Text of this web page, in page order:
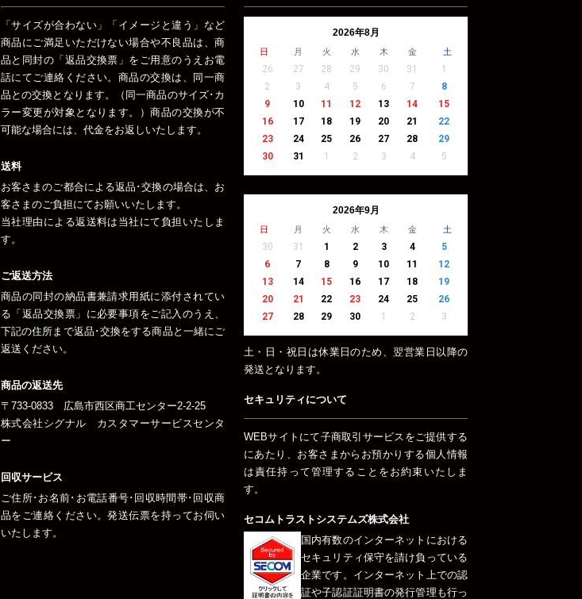
「サイズが合わない」「イメージと違う」など
商品にご満足いただけない場合や不良品は、商
品と同封の「返品交換票」をご用意のうえお電
話にてご連絡ください。商品の交換は、同一商
品との交換となります。（同一商品のサイズ･カ
ラー変更が対象となります。）商品の交換が不
可能な場合には、代金をお返しいたします。
送料
お客さまのご都合による返品･交換の場合は、お
客さまのご負担にてお願いいたします。
当社理由による返送料は当社にて負担いたしま
す。
ご返送方法
商品の同封の納品書兼請求用紙に添付されてい
る「返品交換票」に必要事項をご記入のうえ、
下記の住所まで返品･交換をする商品と一緒にご
返送ください。
商品の返送先
〒733-0833 広島市西区商工センター2-2-25
株式会社シグナル カスタマーサービスセンタ
ー
回収サービス
ご住所･お名前･お電話番号･回収時間帯･回収商
品をご連絡ください。発送伝票を持ってお伺い
いたします。
2026年8月
日 月 火 水 木 金 土
26 27 28 29 30 31
1
2
3 4 5 6 7
8
9
10 11 12 13 14
15
16
17 18 19 20 21
22
23
24 25 26 27 28
29
30
31 1 2 3 4 5
2026年9月
日 月 火 水 木 金 土
30 31 1 2 3 4
5
6
7 8 9 10 11
12
13
14 15 16 17 18
19
20
21 22 23 24 25
26
27
28 29 30 1 2 3
土・日・祝日は休業日のため、翌営業日以降の
発送となります。
セキュリティについて
WEBサイトにて子商取引サービスをご提供する
にあたり、お客さまからお預かりする個人情報
は責任持って管理することをお約束いたしま
す。
セコムトラストシステムズ株式会社
国内有数のインターネットにおける
セキュリティ保守を請け負っている
企業です。インターネット上での認
証や子認証証明書の発行管理も行っ